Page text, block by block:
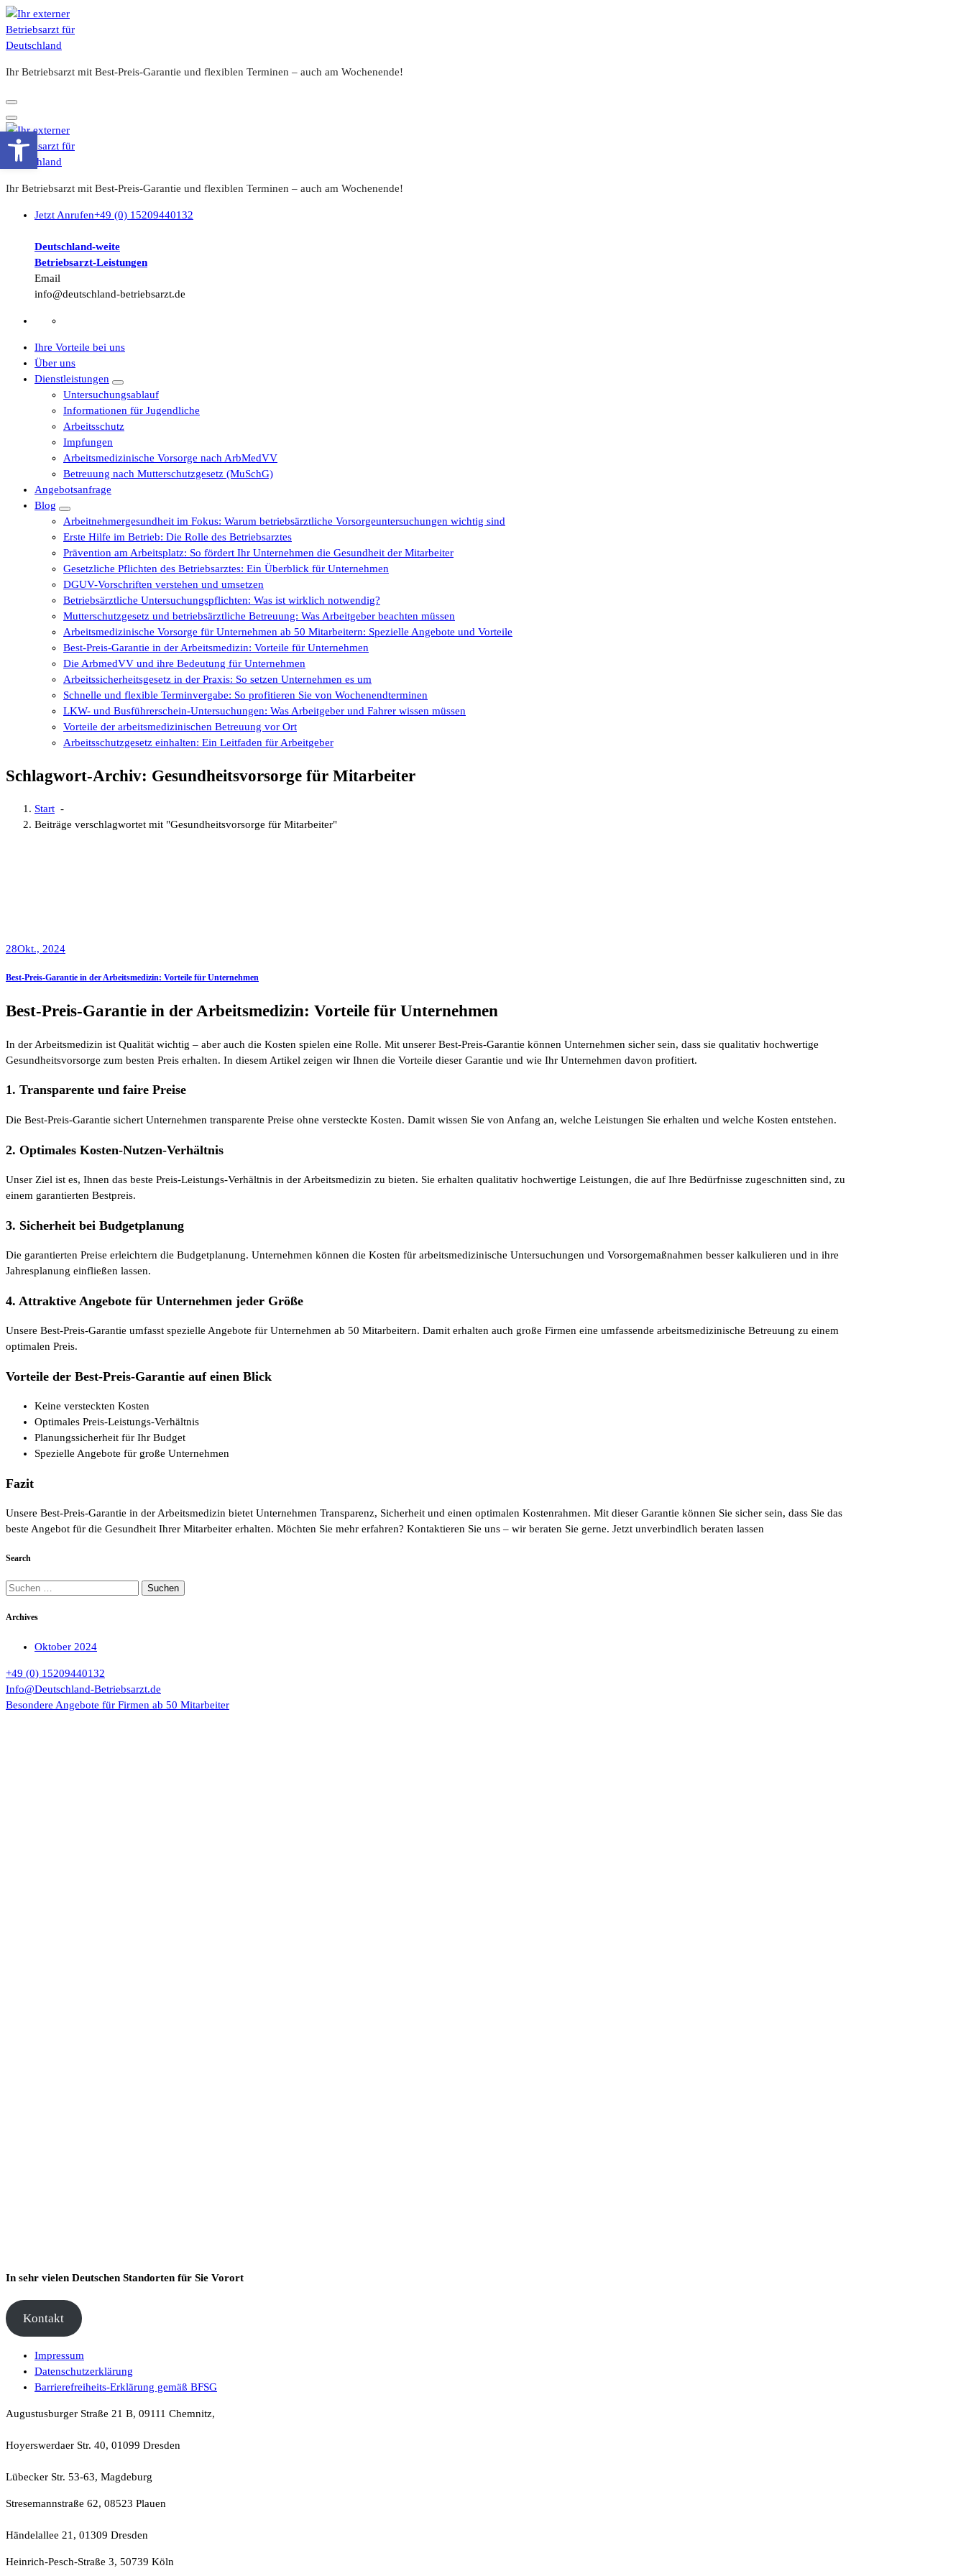
Zum
Inhalt
springen
Ihr Betriebsarzt mit Best-Preis-Garantie und flexiblen Terminen – auch am Wochenende!
Ihr Betriebsarzt mit Best-Preis-Garantie und flexiblen Terminen – auch am Wochenende!
Jetzt Anrufen+49 (0) 15209440132
Deutschland-weite
Betriebsarzt-Leistungen
Email
info@deutschland-betriebsarzt.de
Ihre Vorteile bei uns
Über uns
Dienstleistungen
Untersuchungsablauf
Informationen für Jugendliche
Arbeitsschutz
Impfungen
Arbeitsmedizinische Vorsorge nach ArbMedVV
Betreuung nach Mutterschutzgesetz (MuSchG)
Angebotsanfrage
Blog
Arbeitnehmergesundheit im Fokus: Warum betriebsärztliche Vorsorgeuntersuchungen wichtig sind
Erste Hilfe im Betrieb: Die Rolle des Betriebsarztes
Prävention am Arbeitsplatz: So fördert Ihr Unternehmen die Gesundheit der Mitarbeiter
Gesetzliche Pflichten des Betriebsarztes: Ein Überblick für Unternehmen
DGUV-Vorschriften verstehen und umsetzen
Betriebsärztliche Untersuchungspflichten: Was ist wirklich notwendig?
Mutterschutzgesetz und betriebsärztliche Betreuung: Was Arbeitgeber beachten müssen
Arbeitsmedizinische Vorsorge für Unternehmen ab 50 Mitarbeitern: Spezielle Angebote und Vorteile
Best-Preis-Garantie in der Arbeitsmedizin: Vorteile für Unternehmen
Die ArbmedVV und ihre Bedeutung für Unternehmen
Arbeitssicherheitsgesetz in der Praxis: So setzen Unternehmen es um
Schnelle und flexible Terminvergabe: So profitieren Sie von Wochenendterminen
LKW- und Busführerschein-Untersuchungen: Was Arbeitgeber und Fahrer wissen müssen
Vorteile der arbeitsmedizinischen Betreuung vor Ort
Arbeitsschutzgesetz einhalten: Ein Leitfaden für Arbeitgeber
Schlagwort-Archiv: Gesundheitsvorsorge für Mitarbeiter
Start -
Beiträge verschlagwortet mit "Gesundheitsvorsorge für Mitarbeiter"
28Okt., 2024
Best-Preis-Garantie in der Arbeitsmedizin: Vorteile für Unternehmen
Best-Preis-Garantie in der Arbeitsmedizin: Vorteile für Unternehmen
In der Arbeitsmedizin ist Qualität wichtig – aber auch die Kosten spielen eine Rolle. Mit unserer Best-Preis-Garantie können Unternehmen sicher sein, dass sie qualitativ hochwertige
Gesundheitsvorsorge zum besten Preis erhalten. In diesem Artikel zeigen wir Ihnen die Vorteile dieser Garantie und wie Ihr Unternehmen davon profitiert.
1. Transparente und faire Preise
Die Best-Preis-Garantie sichert Unternehmen transparente Preise ohne versteckte Kosten. Damit wissen Sie von Anfang an, welche Leistungen Sie erhalten und welche Kosten entstehen.
2. Optimales Kosten-Nutzen-Verhältnis
Unser Ziel ist es, Ihnen das beste Preis-Leistungs-Verhältnis in der Arbeitsmedizin zu bieten. Sie erhalten qualitativ hochwertige Leistungen, die auf Ihre Bedürfnisse zugeschnitten sind, zu
einem garantierten Bestpreis.
3. Sicherheit bei Budgetplanung
Die garantierten Preise erleichtern die Budgetplanung. Unternehmen können die Kosten für arbeitsmedizinische Untersuchungen und Vorsorgemaßnahmen besser kalkulieren und in ihre
Jahresplanung einfließen lassen.
4. Attraktive Angebote für Unternehmen jeder Größe
Unsere Best-Preis-Garantie umfasst spezielle Angebote für Unternehmen ab 50 Mitarbeitern. Damit erhalten auch große Firmen eine umfassende arbeitsmedizinische Betreuung zu einem
optimalen Preis.
Vorteile der Best-Preis-Garantie auf einen Blick
Keine versteckten Kosten
Optimales Preis-Leistungs-Verhältnis
Planungssicherheit für Ihr Budget
Spezielle Angebote für große Unternehmen
Fazit
Unsere Best-Preis-Garantie in der Arbeitsmedizin bietet Unternehmen Transparenz, Sicherheit und einen optimalen Kostenrahmen. Mit dieser Garantie können Sie sicher sein, dass Sie das
beste Angebot für die Gesundheit Ihrer Mitarbeiter erhalten. Möchten Sie mehr erfahren? Kontaktieren Sie uns – wir beraten Sie gerne. Jetzt unverbindlich beraten lassen
Search
Suchen
Archives
Oktober 2024
+49 (0) 15209440132
Info@Deutschland-Betriebsarzt.de
Besondere Angebote für Firmen ab 50 Mitarbeiter
In sehr vielen Deutschen Standorten für Sie Vorort
Kontakt
Impressum
Datenschutzerklärung
Barrierefreiheits-Erklärung gemäß BFSG
Augustusburger Straße 21 B, 09111 Chemnitz,
Hoyerswerdaer Str. 40, 01099 Dresden
Lübecker Str. 53-63, Magdeburg
Stresemannstraße 62, 08523 Plauen
Händelallee 21, 01309 Dresden
Heinrich-Pesch-Straße 3, 50739 Köln
Werkzeugleiste öffnen